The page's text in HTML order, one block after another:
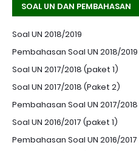
SOAL UN DAN PEMBAHASAN
Soal UN 2018/2019
Pembahasan Soal UN 2018/2019
Soal UN 2017/2018 (paket 1)
Soal UN 2017/2018 (Paket 2)
Pembahasan Soal UN 2017/2018
Soal UN 2016/2017 (paket 1)
Pembahasan Soal UN 2016/